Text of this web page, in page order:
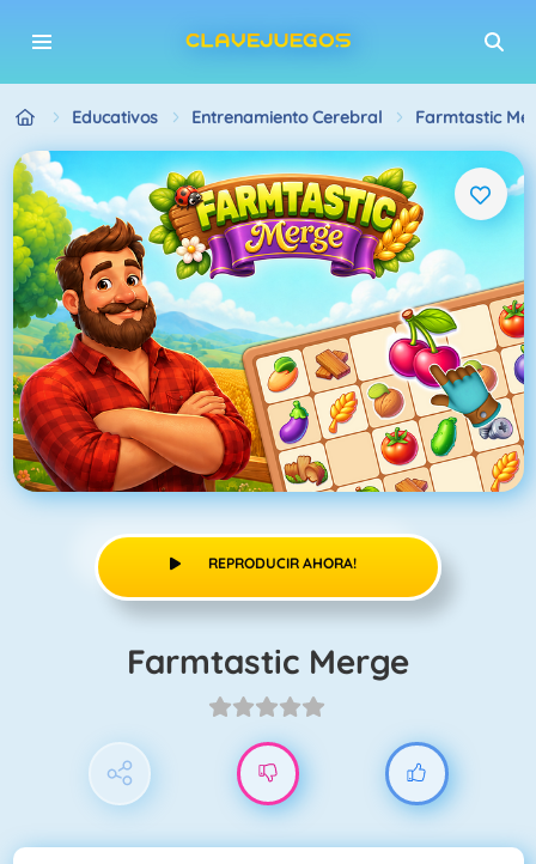
Educativos Entrenamiento Cerebral Farmtastic
REPRODUCIR AHORA!
Farmtastic Merge